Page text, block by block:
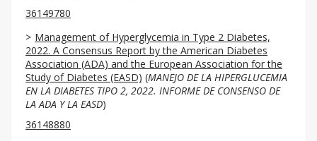
36149780
Management of Hyperglycemia in Type 2 Diabetes,
2022. A Consensus Report by the American Diabetes
Association (ADA) and the European Association for the
Study of Diabetes (EASD) (MANEJO DE LA HIPERGLUCEMIA
EN LA DIABETES TIPO 2, 2022. INFORME DE CONSENSO DE
LA ADA Y LA EASD)
36148880